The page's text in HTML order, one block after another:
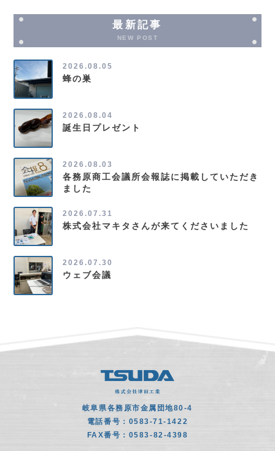
最新記事
NEW POST
2026.08.05
蜂の巣
2026.08.04
誕生日プレゼント
2026.08.03
各務原商工会議所会報誌に掲載していただき
ました
2026.07.31
株式会社マキタさんが来てくださいました
2026.07.30
ウェブ会議
岐阜県各務原市金属団地80-4
電話番号：0583-71-1422
FAX番号：0583-82-4398